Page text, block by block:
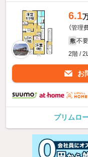
6.1
（管理
敷 不要
2階 /
お
プリムロ